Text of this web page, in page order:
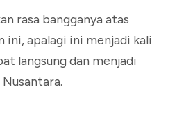
rasa bangganya atas
ini, apalagi ini menjadi kali
langsung dan menjadi